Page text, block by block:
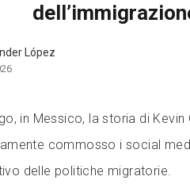
López
in Messico, la storia di
commosso i social
delle politiche migratorie.